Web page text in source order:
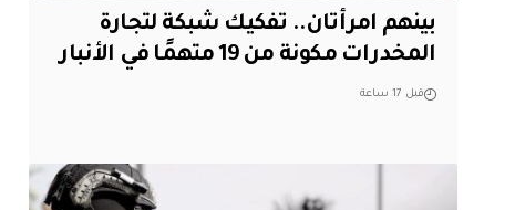
بينهم امرأتان.. تفكيك شبكة لتجارة
المخدرات مكونة من 19 متهمًا في الأنبار
قبل 17 ساعة